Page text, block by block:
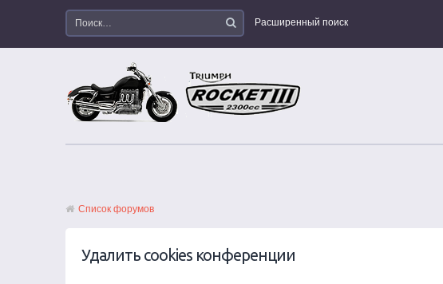
Расширенный поиск
Список форумов
Удалить cookies конференции